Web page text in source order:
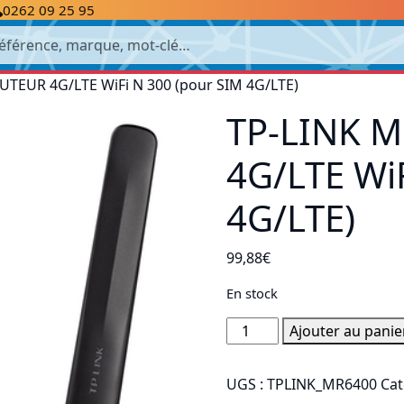
0262 09 25 95
4G/LTE WiFi N 300 (pour SIM 4G/LTE)
TP-LINK
4G/LTE
4G/LTE)
99,88€
En stock
quantité
de
LINK
Ajouter au
UGS : TPLINK_MR6400